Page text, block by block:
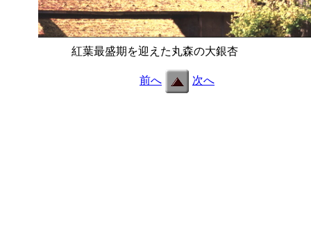
紅葉最盛期を迎えた丸森の大銀杏
前へ 次へ